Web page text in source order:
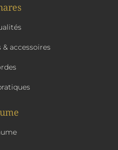
accessoires